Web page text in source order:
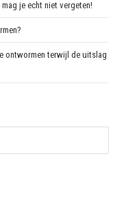
je echt niet vergeten!
ontwormen terwijl de uitslag